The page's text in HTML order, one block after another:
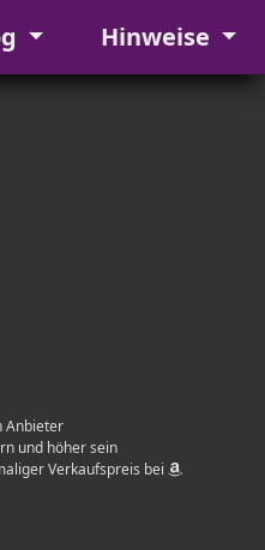
Hinweise
Anbieter
und höher sein
Verkaufspreis bei